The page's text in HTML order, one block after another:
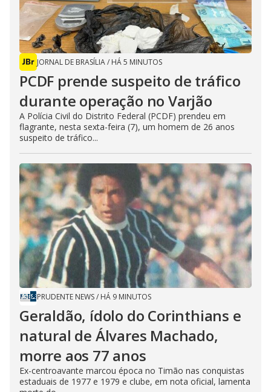
JORNAL DE BRASÍLIA/ HÁ 5 MINUTOS
PCDF prende suspeito de tráfico
durante operação no Varjão
A Polícia Civil do Distrito Federal (PCDF) prendeu em
flagrante, nesta sexta-feira (7), um homem de 26 anos
suspeito de tráfico...
PRUDENTE NEWS/ HÁ 9 MINUTOS
Geraldão, ídolo do Corinthians e
natural de Álvares Machado,
morre aos 77 anos
Ex-centroavante marcou época no Timão nas conquistas
estaduais de 1977 e 1979 e clube, em nota oficial, lamenta